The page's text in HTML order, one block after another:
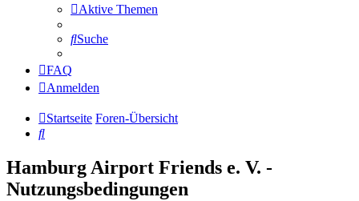
Aktive Themen
Suche
FAQ
Anmelden
Startseite Foren-Übersicht
Suche
Hamburg Airport Friends e. V. -
Nutzungsbedingungen